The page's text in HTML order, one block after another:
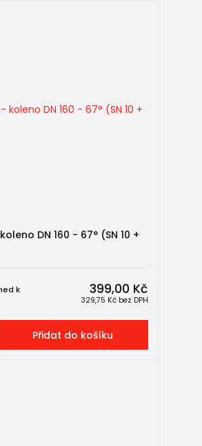
DN 160 - 67° (SN 10 +
399,00 Kč
329,75 Kč bez DPH
k
Přidat do košíku